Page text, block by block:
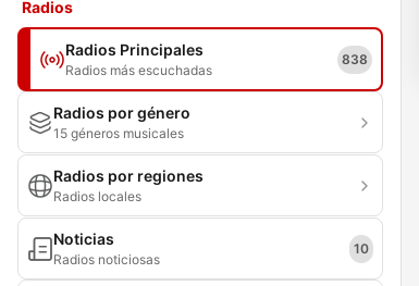
Radios
Radios Principales
Radios más escuchadas
838
Radios por género
15 géneros musicales
Radios por regiones
Radios locales
Noticias
Radios noticiosas
10